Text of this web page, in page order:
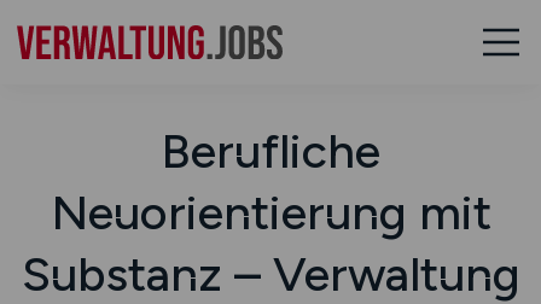
Berufliche
Neuorientierung mit
Substanz – Verwaltung